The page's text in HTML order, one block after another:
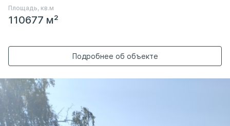
Площадь, кв.м
110677 м²
Подробнее об объекте